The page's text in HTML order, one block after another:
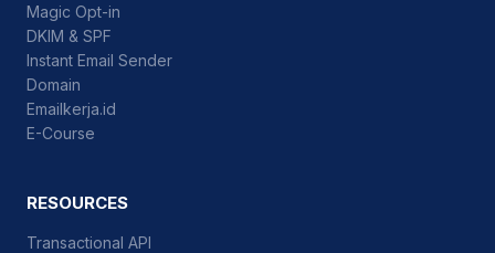
Magic Opt-in
DKIM & SPF
Instant Email Sender
Domain
Emailkerja.id
E-Course
RESOURCES
Transactional API